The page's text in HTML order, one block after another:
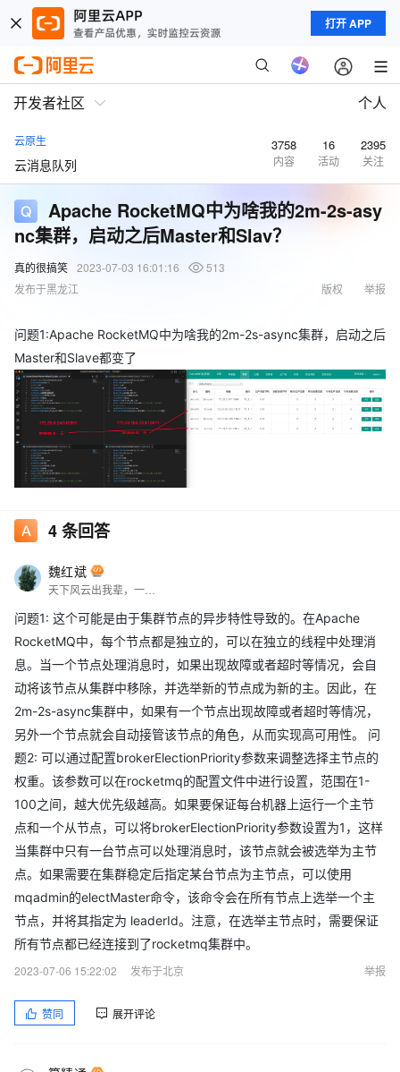
打开 APP
开发者社区 个人
云原生
云消息队列
3758
内容
16
活动
2395
关注
Apache RocketMQ中为啥我的2m-2s-asy
nc集群，启动之后Master和Slav？
真的很搞笑 2023-07-03 16:01:16
513
发布于黑龙江
举报
版权
问题1:Apache RocketMQ中为啥我的2m-2s-async集群，启动之后
Master和Slave都变了
问题2：但是我起了好多次，经常遇到两个Master和两个Slave都在
个从，可以增加配置参数brokerElectionPriority来配置选择成主的
权重，还有一个方式是当集群稳定后用mqadmin的electMaster命
令直接来指定谁是主
4条回答
魏红斌
问题1: 这个可能是由于集群节点的异步特性导致的。在Apache
RocketMQ中，每个节点都是独立的，可以在独立的线程中处理消
息。当一个节点处理消息时，如果出现故障或者超时等情况，会自
动将该节点从集群中移除，并选举新的节点成为新的主。因此，在
2m-2s-async集群中，如果有一个节点出现故障或者超时等情况，
另外一个节点就会自动接管该节点的角色，从而实现高可用性。 问
题2: 可以通过配置brokerElectionPriority参数来调整选择主节点的
权重。该参数可以在rocketmq的配置文件中进行设置，范围在1-
100之间，越大优先级越高。如果要保证每台机器上运行一个主节
点和一个从节点，可以将brokerElectionPriority参数设置为1，这样
当集群中只有一台节点可以处理消息时，该节点就会被选举为主节
点。如果需要在集群稳定后指定某台节点为主节点，可以使用
mqadmin的electMaster命令，该命令会在所有节点上选举一个主
节点，并将其指定为 leaderId。注意，在选举主节点时，需要保证
所有节点都已经连接到了rocketmq集群中。
2023-07-06 15:22:02
发布于北京 举报
赞同 展开评论